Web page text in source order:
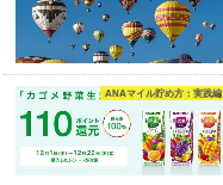
ANAマイル貯め方：実践編